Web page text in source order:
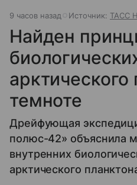
9 часов назад Источник: ТАСС
Найден
арктического
темноте
Дрейфующая
полюс-42» объяснила
внутренних
арктического